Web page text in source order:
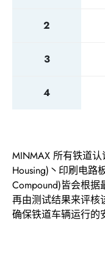
2
3
4
MINMAX 所有铁道
Housing)丶印刷电路
Compound)皆会根据
再由测试结果来评核
确保铁道车辆运行的